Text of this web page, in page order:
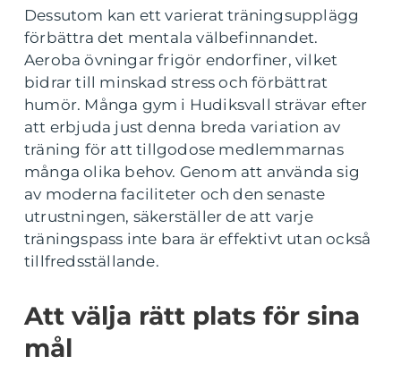
Dessutom kan ett varierat träningsupplägg
förbättra det mentala välbefinnandet.
Aeroba övningar frigör endorfiner, vilket
bidrar till minskad stress och förbättrat
humör. Många gym i Hudiksvall strävar efter
att erbjuda just denna breda variation av
träning för att tillgodose medlemmarnas
många olika behov. Genom att använda sig
av moderna faciliteter och den senaste
utrustningen, säkerställer de att varje
träningspass inte bara är effektivt utan också
tillfredsställande.
Att välja rätt plats för sina
mål